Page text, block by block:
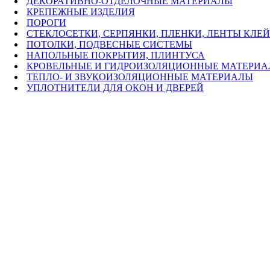
КРЕПЕЖНЫЕ ИЗДЕЛИЯ
ПОРОГИ
СТЕКЛОСЕТКИ, СЕРПЯНКИ, ПЛЕНКИ, ЛЕНТЫ
ПОТОЛКИ, ПОДВЕСНЫЕ СИСТЕМЫ
НАПОЛЬНЫЕ ПОКРЫТИЯ, ПЛИНТУСА
КРОВЕЛЬНЫЕ И ГИДРОИЗОЛЯЦИОННЫЕ
ТЕПЛО- И ЗВУКОИЗОЛЯЦИОННЫЕ МАТЕРИАЛЫ
УПЛОТНИТЕЛИ ДЛЯ ОКОН И ДВЕРЕЙ